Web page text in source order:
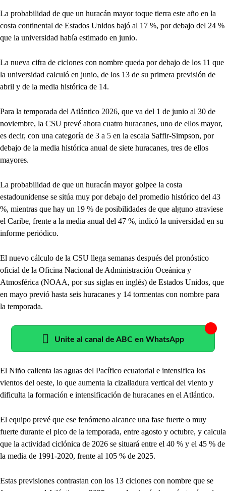
La probabilidad de que un huracán mayor toque tierra este año en la
costa continental de Estados Unidos bajó al 17 %, por debajo del 24 %
que la universidad había estimado en junio.
La nueva cifra de ciclones con nombre queda por debajo de los 11 que
la universidad calculó en junio, de los 13 de su primera previsión de
abril y de la media histórica de 14.
Para la temporada del Atlántico 2026, que va del 1 de junio al 30 de
noviembre, la CSU prevé ahora cuatro huracanes, uno de ellos mayor,
es decir, con una categoría de 3 a 5 en la escala Saffir-Simpson, por
debajo de la media histórica anual de siete huracanes, tres de ellos
mayores.
La probabilidad de que un huracán mayor golpee la costa
estadounidense se sitúa muy por debajo del promedio histórico del 43
%, mientras que hay un 19 % de posibilidades de que alguno atraviese
el Caribe, frente a la media anual del 47 %, indicó la universidad en su
informe periódico.
El nuevo cálculo de la CSU llega semanas después del pronóstico
oficial de la Oficina Nacional de Administración Oceánica y
Atmosférica (NOAA, por sus siglas en inglés) de Estados Unidos, que
en mayo previó hasta seis huracanes y 14 tormentas con nombre para
la temporada.
Unite al canal de ABC en WhatsApp
El Niño calienta las aguas del Pacífico ecuatorial e intensifica los
vientos del oeste, lo que aumenta la cizalladura vertical del viento y
dificulta la formación e intensificación de huracanes en el Atlántico.
El equipo prevé que ese fenómeno alcance una fase fuerte o muy
fuerte durante el pico de la temporada, entre agosto y octubre, y calcula
que la actividad ciclónica de 2026 se situará entre el 40 % y el 45 % de
la media de 1991-2020, frente al 105 % de 2025.
Estas previsiones contrastan con los 13 ciclones con nombre que se